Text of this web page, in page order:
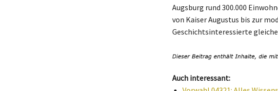
Augsburg rund 300.000
von Kaiser Augustus bis zur
Geschichtsinteressierte
Auch interessant: